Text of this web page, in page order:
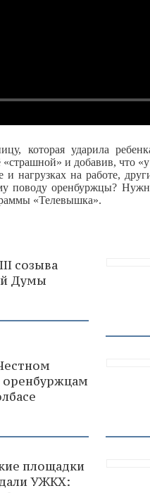
которая ударила
и добавив, что
нагрузках на работе,
поводу оренбуржцы?
«Телевышка».
созыва
Думы
оренбуржцам
площадки
УЖКХ: